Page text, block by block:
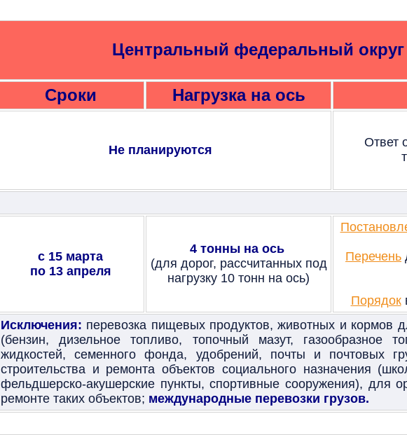
Центральный федеральный округ
Сроки Нагрузка на ось
Не планируются
Ответ
с 15 марта
по 13 апреля
4 тонны на ось
(для дорог, рассчитанных под
нагрузку 10 тонн на ось)
Перечень
Порядок
Исключения: перевозка пищевых продуктов, животных и кормов
(бензин, дизельное топливо, топочный мазут, газообразное
жидкостей, семенного фонда, удобрений, почты и почтовых
строительства и ремонта объектов социального назначения
фельдшерско-акушерские пункты, спортивные сооружения), для
ремонте таких объектов; международные перевозки грузов.